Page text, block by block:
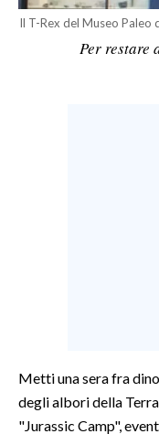
ECONOMIA
SERVIZI ALLE IMPRESE
Il T-Rex del Museo Paleo
Per restare
Metti una sera fra
degli albori della
"Jurassic Camp",